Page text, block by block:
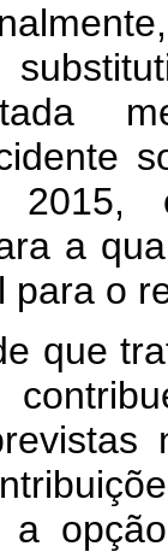
2015,
a
para o
que
a